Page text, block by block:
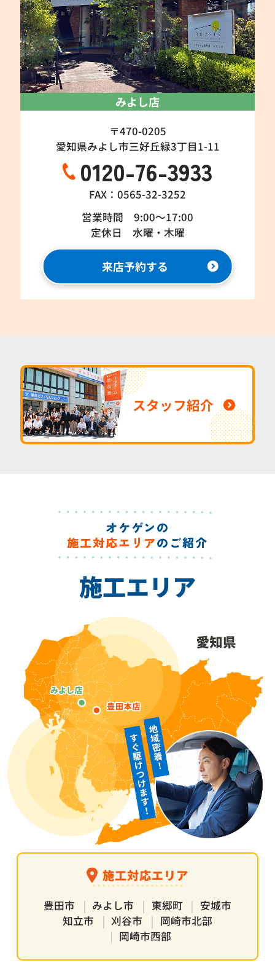
みよし店
〒470-0205
愛知県みよし市三好丘緑3丁目1-11
0120-76-3933
FAX：0565-32-3252
営業時間 9:00～17:00
定休日 水曜・木曜
来店予約する
スタッフ紹介
オケゲンの
施工対応エリアのご紹介
施工エリア
施工対応エリア
豊田市 みよし市 東郷町
安城市
知立市
刈谷市
岡崎市北部
岡崎市西部